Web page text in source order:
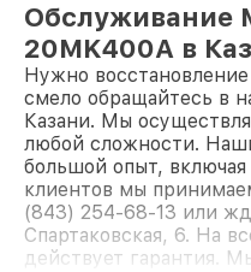
Обслуживание
20MK400A в
Нужно
смело обращайтесь в
Казани. Мы
любой сложности.
большой опыт,
клиентов мы
(843) 254-68-13 или
Спартаковская, 6. На
действует гарантия.